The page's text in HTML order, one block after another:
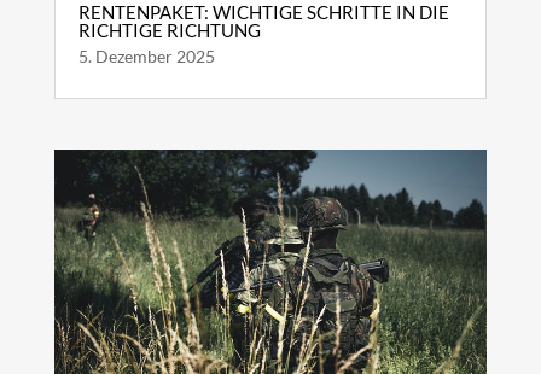
RENTENPAKET: WICHTIGE SCHRITTE IN DIE
RICHTIGE RICHTUNG
5. Dezember 2025